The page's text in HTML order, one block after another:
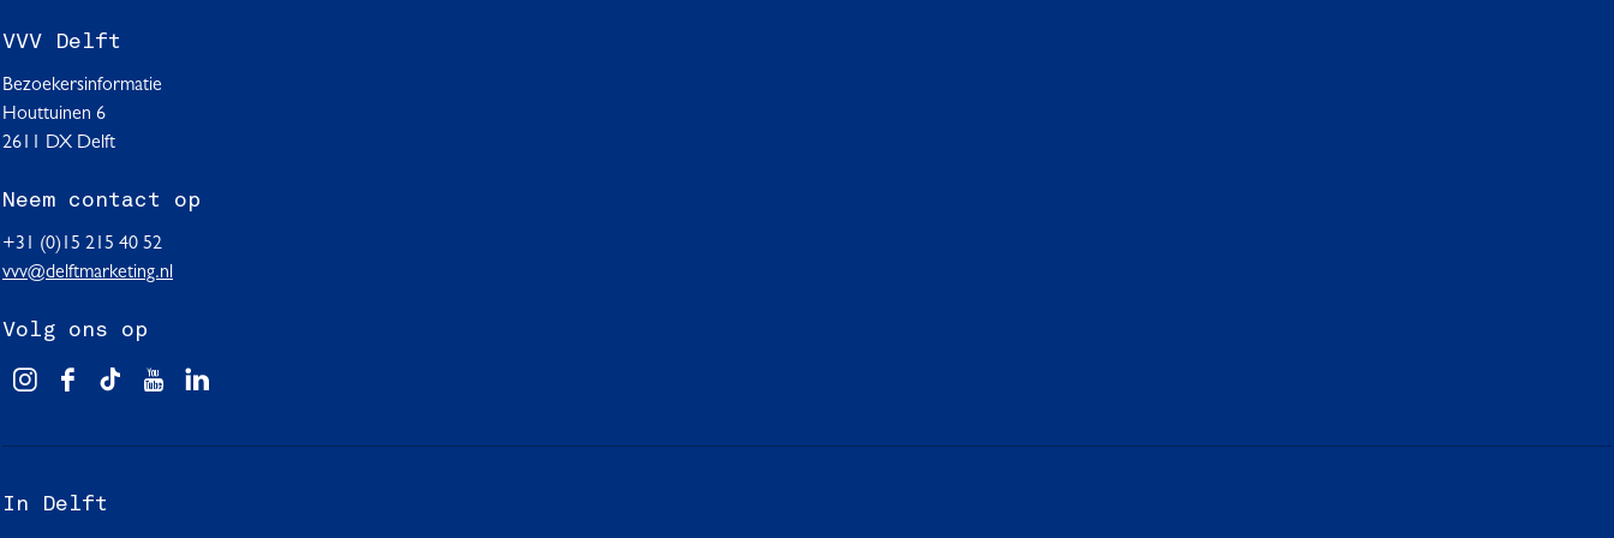
VVV Delft
Bezoekersinformatie
Houttuinen 6
2611 DX Delft
Neem contact op
+31 (0)15 215 40 52
vvv@delftmarketing.nl
Volg ons op
V
s
t
F
c
b
T
k
Y
u
L
n
In Delft